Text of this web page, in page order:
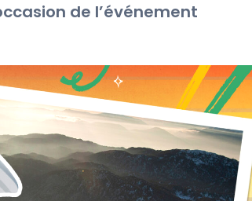
de l’événement